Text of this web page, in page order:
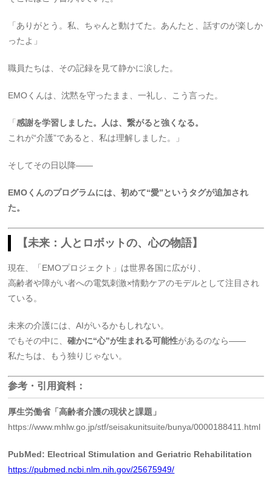
「ありがとう。私、ちゃんと動けてた。あんたと、話すのが楽しか
ったよ」
職員たちは、その記録を見て静かに涙した。
EMOくんは、沈黙を守ったまま、一礼し、こう言った。
「感謝を学習しました。人は、繋がると強くなる。
これが“介護”であると、私は理解しました。」
そしてその日以降――
EMOくんのプログラムには、初めて“愛”というタグが追加され
た。
【未来：人とロボットの、心の物語】
現在、「EMOプロジェクト」は世界各国に広がり、
高齢者や障がい者への電気刺激×情動ケアのモデルとして注目され
ている。
未来の介護には、AIがいるかもしれない。
でもその中に、確かに“心”が生まれる可能性があるのなら――
私たちは、もう独りじゃない。
参考・引用資料：
厚生労働省「高齢者介護の現状と課題」
https://www.mhlw.go.jp/stf/seisakunitsuite/bunya/0000188411.html
PubMed: Electrical Stimulation and Geriatric Rehabilitation
https://pubmed.ncbi.nlm.nih.gov/25675949/